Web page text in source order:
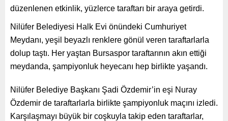
düzenlenen etkinlik, yüzlerce taraftarı bir araya getirdi.
Nilüfer Belediyesi Halk Evi önündeki Cumhuriyet
Meydanı, yeşil beyazlı renklere gönül veren taraftarlarla
dolup taştı. Her yaştan Bursaspor taraftarının akın ettiği
meydanda, şampiyonluk heyecanı hep birlikte yaşandı.
Nilüfer Belediye Başkanı Şadi Özdemir’in eşi Nuray
Özdemir de taraftarlarla birlikte şampiyonluk maçını izledi.
Karşılaşmayı büyük bir coşkuyla takip eden taraftarlar,